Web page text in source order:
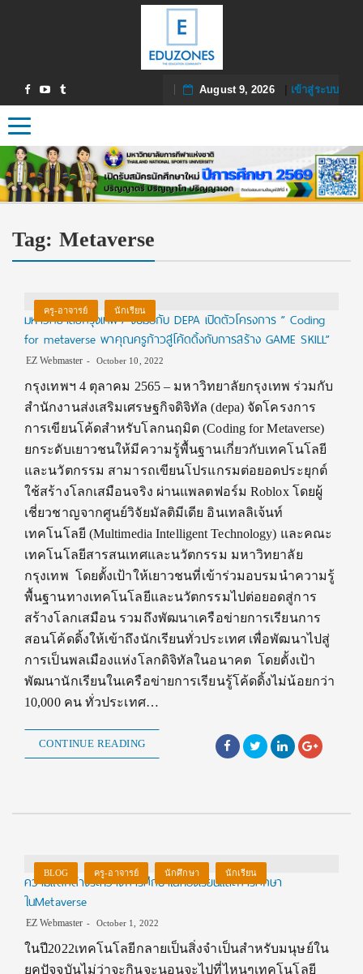
August 9, 2026| เข้าสู่ระบบ
Toggle navigation
Tag: Metaverse
ครู-อาจารย์ นักเรียน
มหาวิทยาลัยกรุงเทพฯ จับมือกับ DEPA เปิดตัวโครงการ ” Coding
for metaverse พาคุณครูก้าวสู่โค้ดดิ้งกับการสร้าง GAME SKILL”
EZ Webmaster October 10, 2022
กรุงเทพฯ 4 ตุลาคม 2565 – มหาวิทยาลัยกรุงเทพ ร่วมกับ
สำนักงานส่งเสริมเศรษฐกิจดิจิทัล (depa) จัดโครงการ
การเขียนโค้ดสำหรับโลกนฤมิต (Coding for Metaverse)
ยกระดับเยาวชนให้มีความรู้พื้นฐานเกี่ยวกับเทคโนโลยี
และนวัตกรรม สามารถเขียนโปรแกรมต่อยอดประยุกต์
ใช้สร้างโลกเสมือนจริง ผ่านแพลตฟอร์ม Roblox โดยผู้
เชี่ยวชาญจากศูนย์วิจัยมัลติมีเดีย อินเทลลิเจ้นท์
เทคโนโลยี (Multimedia Intelligent Technology) และคณะ
เทคโนโลยีสารสนเทศและนวัตกรรม มหาวิทยาลัย
กรุงเทพ โดยตั้งเป้าให้เยาวชนที่เข้าร่วมอบรมนำความรู้
พื้นฐานทางเทคโนโลยีและนวัตกรรมไปต่อยอดสู่การ
สร้างโลกเสมือน รวมถึงพัฒนาเครือข่ายการเรียนการ
สอนโค้ดดิ้งให้เข้าถึงนักเรียนทั่วประเทศ เพื่อพัฒนาไปสู่
การเป็นพลเมืองแห่งโลกดิจิทัลในอนาคต โดยตั้งเป้า
พัฒนานักเรียนในเครือข่ายการเรียนรู้โค้ดดิ้งไม่น้อยกว่า
10,000 คน ทั่วประเทศ…
CONTINUE READING
BLOG ครู-อาจารย์ นักศึกษา นักเรียน
ความแตกต่างระหว่างการศึกษาในห้องเรียนและการศึกษา
ในMetaverse
EZ Webmaster October 1, 2022
ในปี2022เทคโนโลยีกลายเป็นสิ่งจำเป็นสำหรับมนุษย์ใน
ยุคปัจจุบันไม่ว่าจะกินจะนอนจะไปที่ไหนๆเทคโนโลยี